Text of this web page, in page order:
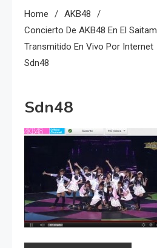
Home
AKB48
Concierto De AKB48 En El
Transmitido En Vivo Por Internet
Sdn48
Sdn48